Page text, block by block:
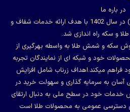
در باره ما
زرناب تجارت رادین(رادین شمش) در سال 1402 با هدف ارائه خدمات شفاف و
و سکه راه اندازی شد.
سکه و شمش طلا به واسطه بهرگیری از
خود و شبکه ای از نمایندگان تجربه
فراهم میکند.اهداف زرناب شامل افزایش
آسان به سرمایه گذاری و سهولت خرید در
خدمات خود در سطح ملی به دنبال ارتقای
دسترسی عمومی به محصولات طلا است